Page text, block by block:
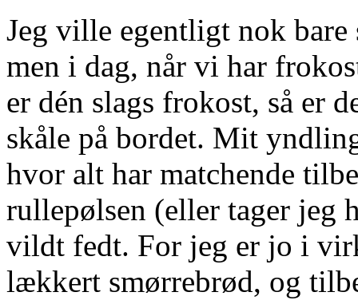
Jeg ville egentligt nok
men i dag, når vi har
er dén slags frokost, så er
skåle på bordet. Mit
hvor alt har matchende
rullepølsen (eller tager jeg
vildt fedt. For jeg er jo i
lækkert smørrebrød, og